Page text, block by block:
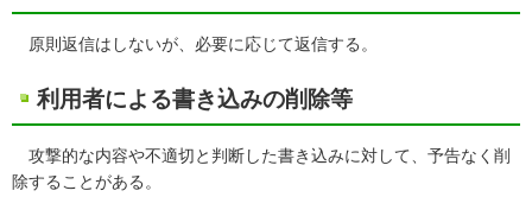
原則返信はしないが、必要に応じて返信する。
利用者による書き込みの削除等
攻撃的な内容や不適切と判断した書き込みに対して、予告なく削
除することがある。